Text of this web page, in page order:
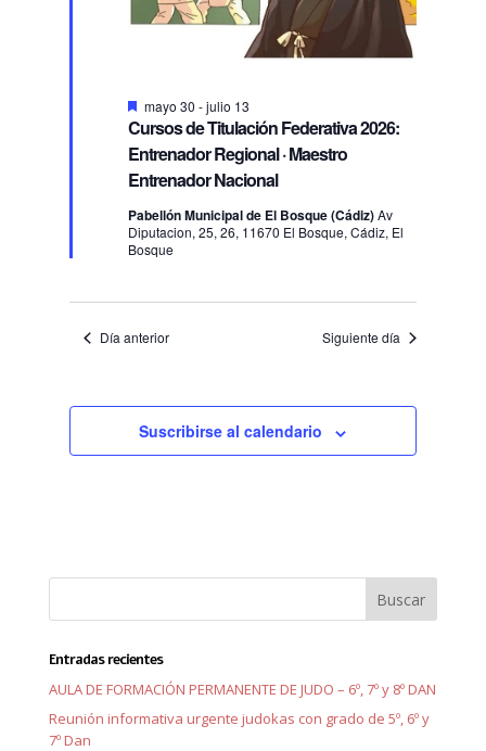
Cursos de Titulación Federativa 2026:
Entrenador Regional · Maestro
Entrenador Nacional
Destacado
mayo 30 -julio 13
Pabellón Municipal de El Bosque (Cádiz)Av
Diputacion, 25, 26, 11670 El Bosque, Cádiz, El
Bosque
Día anterior Siguiente día
Suscribirse al calendario
Entradas recientes
AULA DE FORMACIÓN PERMANENTE DE JUDO – 6º, 7º y 8º DAN
Reunión informativa urgente judokas con grado de 5º, 6º y
7º Dan